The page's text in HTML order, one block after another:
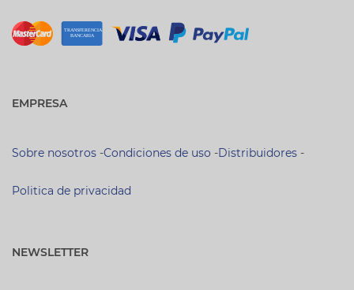
EMPRESA
Sobre nosotros -Condiciones de uso -Distribuidores -
Politica de privacidad
NEWSLETTER